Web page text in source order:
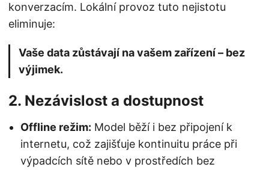
konverzacím. Lokální provoz tuto nejistotu
eliminuje:
Vaše data zůstávají na vašem zařízení – bez
výjimek.
2. Nezávislost a dostupnost
Offline režim: Model běží i bez připojení k
internetu, což zajišťuje kontinuitu práce při
výpadcích sítě nebo v prostředích bez